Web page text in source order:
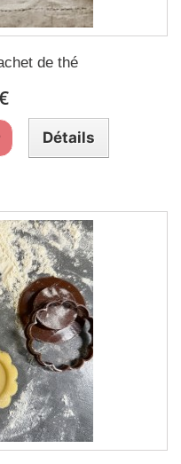
de thé
Détails